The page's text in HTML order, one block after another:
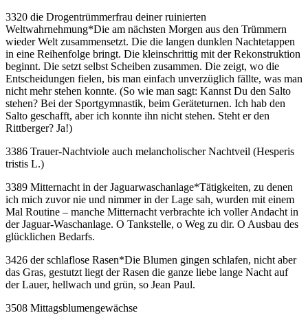
3320 die Drogentrümmerfrau deiner ruinierten
Weltwahrnehmung*Die am nächsten Morgen aus den Trümmern
wieder Welt zusammensetzt. Die die langen dunklen Nachtetappen
in eine Reihenfolge bringt. Die kleinschrittig mit der Rekonstruktion
beginnt. Die setzt selbst Scheiben zusammen. Die zeigt, wo die
Entscheidungen fielen, bis man einfach unverzüglich fällte, was man
nicht mehr stehen konnte. (So wie man sagt: Kannst Du den Salto
stehen? Bei der Sportgymnastik, beim Geräteturnen. Ich hab den
Salto geschafft, aber ich konnte ihn nicht stehen. Steht er den
Rittberger? Ja!)
3386 Trauer-Nachtviole auch melancholischer Nachtveil (Hesperis
tristis L.)
3389 Mitternacht in der Jaguarwaschanlage*Tätigkeiten, zu denen
ich mich zuvor nie und nimmer in der Lage sah, wurden mit einem
Mal Routine – manche Mitternacht verbrachte ich voller Andacht in
der Jaguar-Waschanlage. O Tankstelle, o Weg zu dir. O Ausbau des
glücklichen Bedarfs.
3426 der schlaflose Rasen*Die Blumen gingen schlafen, nicht aber
das Gras, gestutzt liegt der Rasen die ganze liebe lange Nacht auf
der Lauer, hellwach und grün, so Jean Paul.
3508 Mittagsblumengewächse